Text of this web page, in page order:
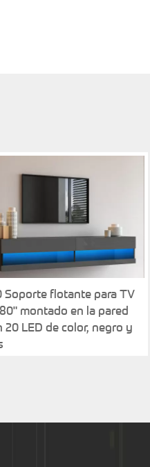
Soporte flotante para TV
montado en la pared
20 LED de color, negro y